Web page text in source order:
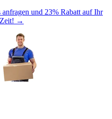
anfragen und 23% Rabatt auf Ihr
→